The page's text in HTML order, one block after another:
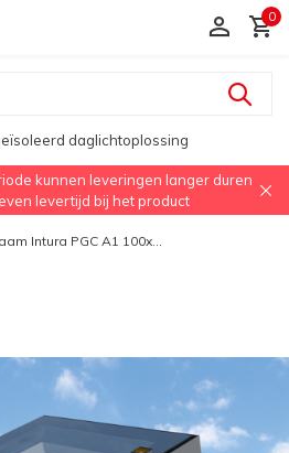
0
daglichtoplossing
kunnen leveringen langer duren
levertijd bij het product
Intura PGC A1 100x...